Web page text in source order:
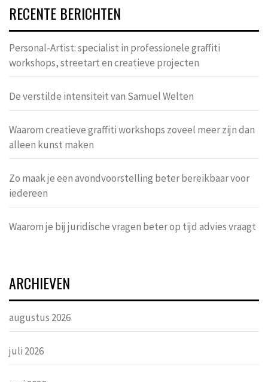
RECENTE BERICHTEN
Personal-Artist: specialist in professionele graffiti
workshops, streetart en creatieve projecten
De verstilde intensiteit van Samuel Welten
Waarom creatieve graffiti workshops zoveel meer zijn dan
alleen kunst maken
Zo maak je een avondvoorstelling beter bereikbaar voor
iedereen
Waarom je bij juridische vragen beter op tijd advies vraagt
ARCHIEVEN
augustus 2026
juli 2026